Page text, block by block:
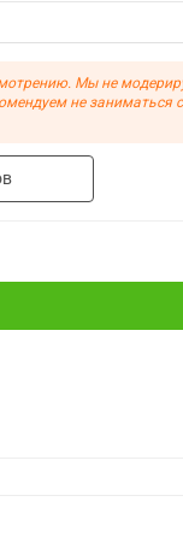
Мы не
не заниматься